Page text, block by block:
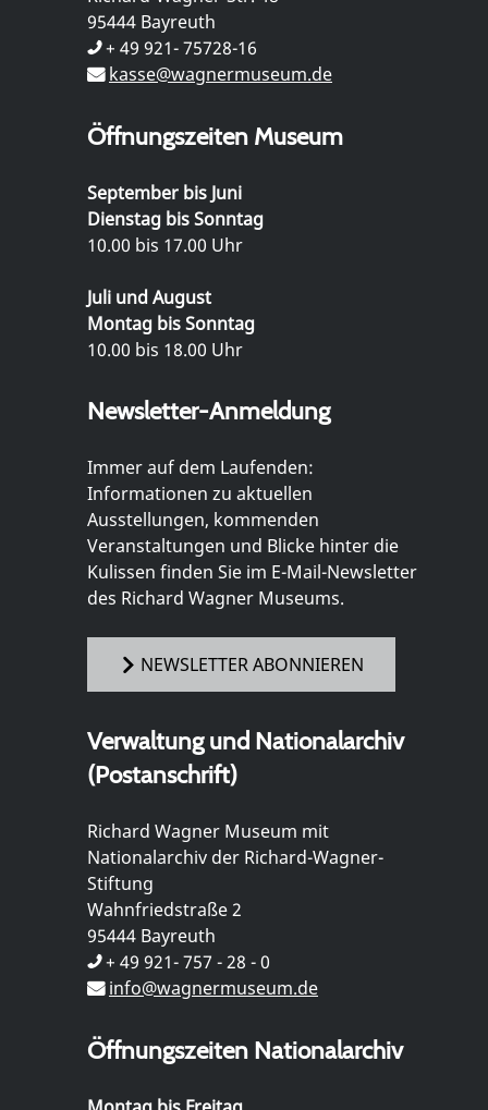
95444 Bayreuth
+ 49 921- 75728-16
kasse@wagnermuseum.de
Öffnungszeiten Museum
September bis Juni
Dienstag bis Sonntag
10.00 bis 17.00 Uhr
Juli und August
Montag bis Sonntag
10.00 bis 18.00 Uhr
Newsletter-Anmeldung
Immer auf dem Laufenden:
Informationen zu aktuellen
Ausstellungen, kommenden
Veranstaltungen und Blicke hinter die
Kulissen finden Sie im E-Mail-Newsletter
des Richard Wagner Museums.
NEWSLETTER ABONNIEREN
Verwaltung und Nationalarchiv
(Postanschrift)
Richard Wagner Museum mit
Nationalarchiv der Richard-Wagner-
Stiftung
Wahnfriedstraße 2
95444 Bayreuth
+ 49 921- 757 - 28 - 0
info@wagnermuseum.de
Öffnungszeiten Nationalarchiv